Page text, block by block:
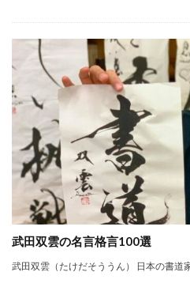
武田双雲の名言格言100選
武田双雲（たけだそううん） 日本の書道